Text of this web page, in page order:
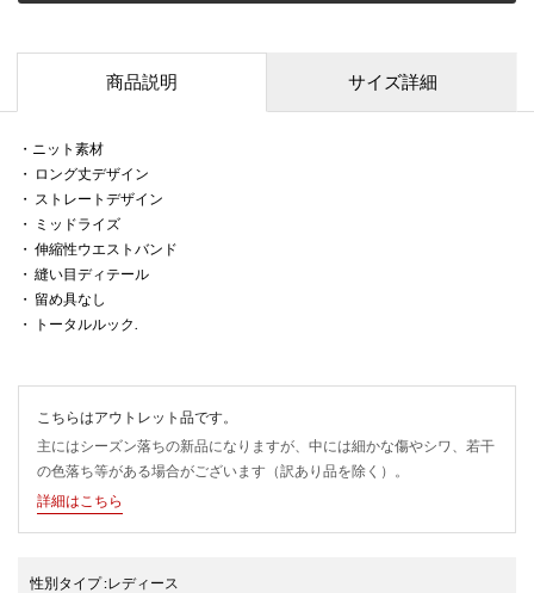
商品説明 サイズ詳細
・ニット素材
・ ロング丈デザイン
・ ストレートデザイン
・ ミッドライズ
・ 伸縮性ウエストバンド
・ 縫い目ディテール
・ 留め具なし
・ トータルルック.
こちらはアウトレット品です。
主にはシーズン落ちの新品になりますが、中には細かな傷やシワ、若干
の色落ち等がある場合がございます（訳あり品を除く）。
詳細はこちら
性別タイプ:レディース